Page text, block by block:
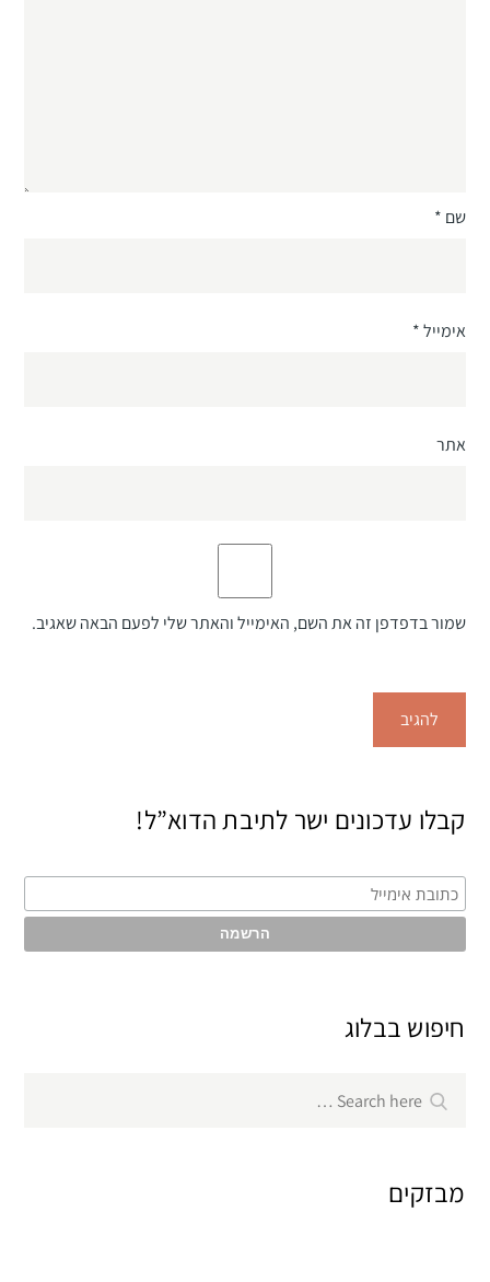
שם *
אימייל*
אתר
שמור בדפדפן זה את השם, האימייל והאתר שלי לפעם הבאה שאגיב.
קבלו עדכונים ישר לתיבת הדוא”ל!
חיפוש בבלוג
Search
for:
Search
מבזקים